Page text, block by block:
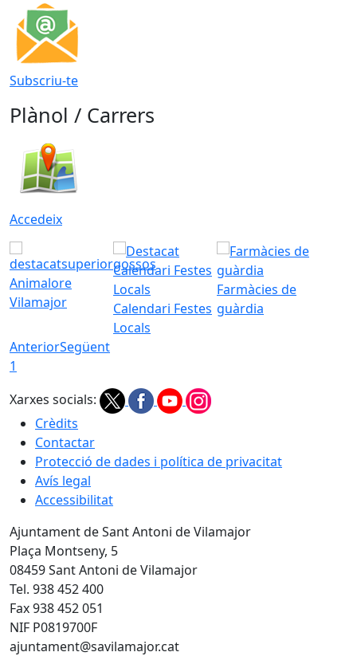
Subscriu-te
Plànol / Carrers
Accedeix
Animalore
Vilamajor
Calendari Festes
Locals
Farmàcies de
guàrdia
AnteriorSegüent
1
Xarxes socials:
Crèdits
Contactar
Protecció de dades i política de privacitat
Avís legal
Accessibilitat
Ajuntament de Sant Antoni de Vilamajor
Plaça Montseny, 5
08459 Sant Antoni de Vilamajor
Tel. 938 452 400
Fax 938 452 051
NIF P0819700F
ajuntament@savilamajor.cat